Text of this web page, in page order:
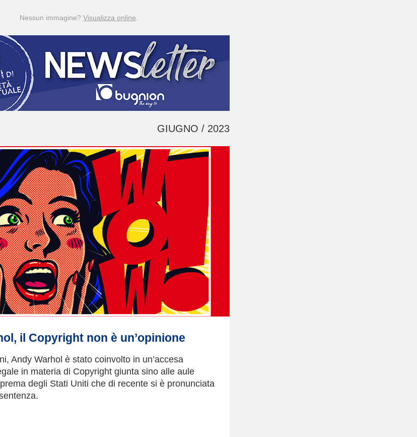
Nessun immagine? Visualizza online
GIUGNO / 2023
il Copyright non è un’opinione
Andy Warhol è stato coinvolto in un’accesa
in materia di Copyright giunta sino alle aule
degli Stati Uniti che di recente si è pronunciata